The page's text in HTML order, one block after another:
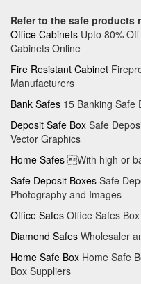
Refer to the safe products
Office Cabinets Upto 80%
Cabinets Online
Fire Resistant Cabinet
Manufacturers
Bank Safes 15 Banking Safe
Deposit Safe Box Safe
Vector Graphics
Home Safes With high or
Safe Deposit Boxes Safe
Photography and Images
Office Safes Office Safes
Diamond Safes Wholesaler
Home Safe Box Home Safe
Box Suppliers